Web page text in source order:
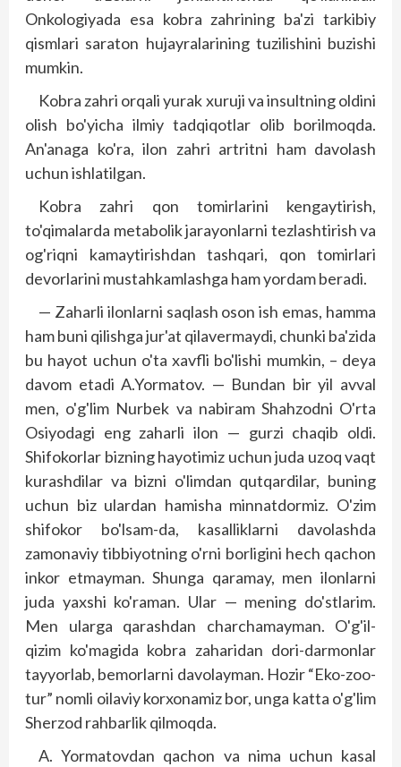
Onkologiyada esa kobra zahrining ba'zi tarkibiy
qismlari saraton hujayralarining tuzilishini buzishi
mumkin.
Kobra zahri orqali yurak xuruji va insultning oldini
olish bo'yicha ilmiy tadqiqotlar olib borilmoqda.
An'anaga ko'ra, ilon zahri artritni ham davolash
uchun ishlatilgan.
Kobra zahri qon tomirlarini kengaytirish,
to'qimalarda metabolik jarayonlarni tezlashtirish va
og'riqni kamaytirishdan tashqari, qon tomirlari
devorlarini mustahkamlashga ham yordam beradi.
— Zaharli ilonlarni saqlash oson ish emas, hamma
ham buni qilishga jur'at qilavermaydi, chunki ba'zida
bu hayot uchun o'ta xavfli bo'lishi mumkin, – deya
davom etadi A.Yormatov. — Bundan bir yil avval
men, o'g'lim Nurbek va nabiram Shahzodni O'rta
Osiyodagi eng zaharli ilon — gurzi chaqib oldi.
Shifokorlar bizning hayotimiz uchun juda uzoq vaqt
kurashdilar va bizni o'limdan qutqardilar, buning
uchun biz ulardan hamisha minnatdormiz. O'zim
shifokor bo'lsam-da, kasalliklarni davolashda
zamonaviy tibbiyotning o'rni borligini hech qachon
inkor etmayman. Shunga qaramay, men ilonlarni
juda yaxshi ko'raman. Ular — mening do'stlarim.
Men ularga qarashdan charchamayman. O'g'il-
qizim ko'magida kobra zaharidan dori-darmonlar
tayyorlab, bemorlarni davolayman. Hozir “Eko-zoo-
tur” nomli oilaviy korxonamiz bor, unga katta o'g'lim
Sherzod rahbarlik qilmoqda.
A. Yormatovdan qachon va nima uchun kasal